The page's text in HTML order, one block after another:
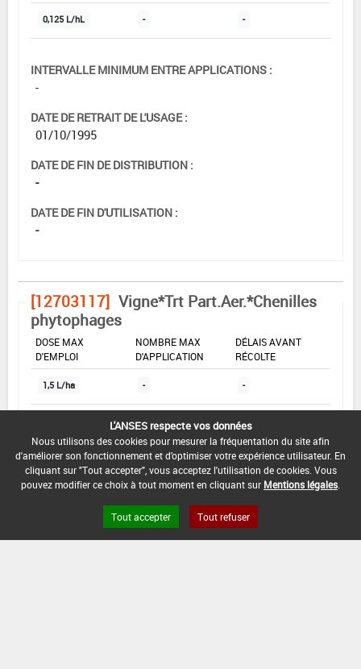
0,125 L/hL - -
INTERVALLE MINIMUM ENTRE APPLICATIONS :
-
DATE DE RETRAIT DE L'USAGE :
01/10/1995
DATE DE FIN DE DISTRIBUTION :
-
DATE DE FIN D'UTILISATION :
-
[12703117] Vigne*Trt Part.Aer.*Chenilles
phytophages
DOSE MAX
D'EMPLOI
NOMBRE MAX
D'APPLICATION
DÉLAIS AVANT
RÉCOLTE
1,5 L/ha - -
INTERVALLE MINIMUM ENTRE APPLICATIONS :
-
DATE DE RETRAIT DE L'USAGE :
DATE DE FIN DE DISTRIBUTION :
L'ANSES respecte vos données
Nous utilisons des cookies pour mesurer la fréquentation du site afin
d'améliorer son fonctionnement et d'optimiser votre expérience utilisateur. En
cliquant sur "Tout accepter", vous acceptez l'utilisation de cookies. Vous
pouvez modifier ce choix à tout moment en cliquant sur Mentions légales
Tout accepter Tout refuser